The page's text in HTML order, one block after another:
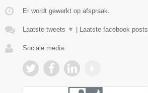
Er wordt gewerkt op afspraak.
Laatste tweets ▼ | Laatste facebook posts
Sociale media: